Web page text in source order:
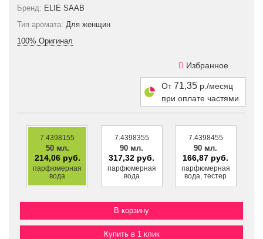
Бренд: ELIE SAAB
Тип аромата: Для женщин
100% Оригинал
Избранное
От71,35 р./месяц
при оплате частями
7.4398155
50 мл.
214,06 руб.
парфюмерная
вода
7.4398355
90 мл.
317,32 руб.
парфюмерная
вода
7.4398455
90 мл.
166,87 руб.
парфюмерная
вода, тестер
Купить в 1 клик